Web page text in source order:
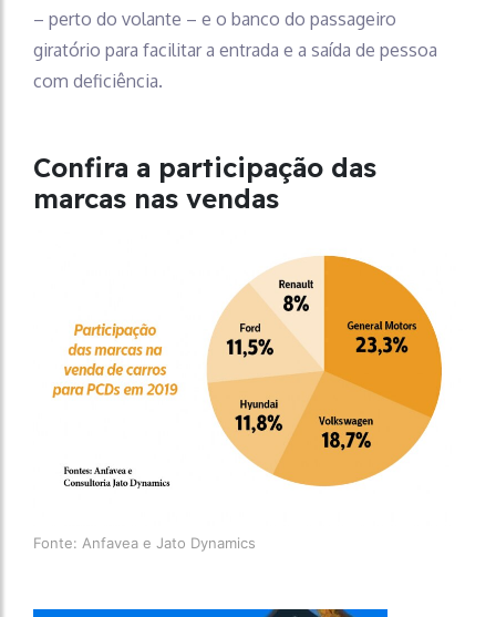
– perto do volante – e o banco do passageiro
giratório para facilitar a entrada e a saída de pessoa
com deficiência.
Confira a participação das
marcas nas vendas
Fonte: Anfavea e Jato Dynamics